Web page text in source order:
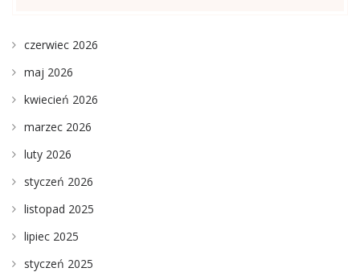
czerwiec 2026
maj 2026
kwiecień 2026
marzec 2026
luty 2026
styczeń 2026
listopad 2025
lipiec 2025
styczeń 2025